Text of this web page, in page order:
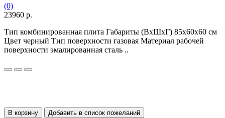
(0)
23960 р.
Тип комбинированная плита Габариты (ВхШхГ) 85х60х60 см
Цвет черный Тип поверхности газовая Материал рабочей
поверхности эмалированная сталь ..
В корзину
Добавить в список пожеланий